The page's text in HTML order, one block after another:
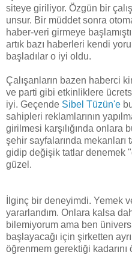
siteye giriliyor. Özgün bir
unsur. Bir müddet sonra
haber-veri girmeye
artık bazı haberleri kendi
başladılar o iyi oldu.
Çalışanların bazen haberci
ve parti gibi etkinliklere
iyi. Geçende Sibel Tüzün'e
sahipleri reklamlarının
girilmesi karşılığında onlara
şehir sayfalarında mekanları
gidip değişik tatlar denemek
güzel.
İlginç bir deneyimdi. Yemek
yararlandım. Onlara kalsa
bilemiyorum ama ben
başlayacağı için şirketten
öğrenmem gerektiği